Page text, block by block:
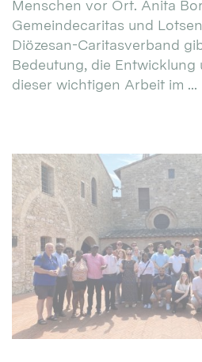
Menschen vor Ort. Anita
Gemeindecaritas und
Diözesan-Caritasverband
Bedeutung, die Entwicklung
dieser wichtigen Arbeit im ...